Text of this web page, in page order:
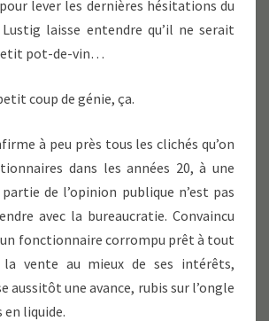
lever les dernières hésitations du
laisse entendre qu’il ne serait
pot-de-vin…
coup de génie, ça.
à peu près tous les clichés qu’on
dans les années 20, à une
de l’opinion publique n’est pas
avec la bureaucratie. Convaincu
un fonctionnaire corrompu prêt à tout
la vente au mieux de ses intérêts,
aussitôt une avance, rubis sur l’ongle
en liquide.